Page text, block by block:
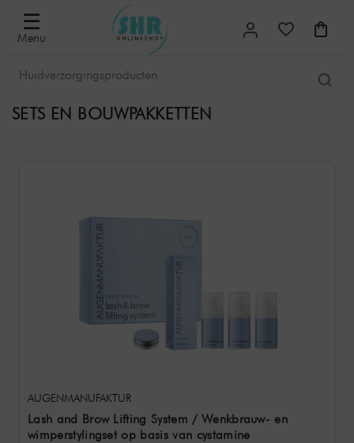
☰
Menu
SETS EN BOUWPAKKETTEN
AUGENMANUFAKTUR
Lash and Brow Lifting System / Wenkbrauw- en
wimperstylingset op basis van cystamine